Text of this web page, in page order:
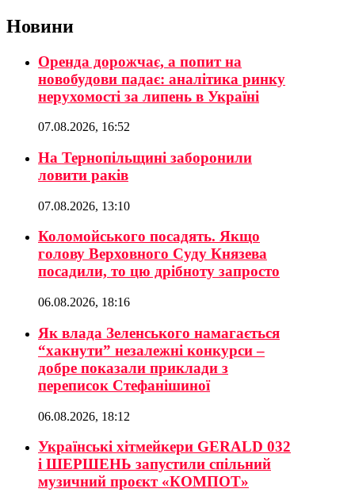
Новини
Оренда дорожчає, а попит на
новобудови падає: аналітика ринку
нерухомості за липень в Україні
07.08.2026, 16:52
На Тернопільщині заборонили
ловити раків
07.08.2026, 13:10
Коломойського посадять. Якщо
голову Верховного Суду Князева
посадили, то цю дрібноту запросто
06.08.2026, 18:16
Як влада Зеленського намагається
“хакнути” незалежні конкурси –
добре показали приклади з
переписок Стефанішиної
06.08.2026, 18:12
Українські хітмейкери GERALD 032
і ШЕРШЕНЬ запустили спільний
музичний проєкт «КОМПОТ»